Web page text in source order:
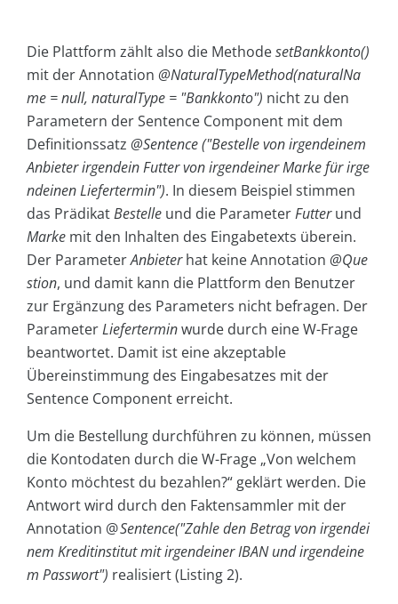
Die Plattform zählt also die MethodesetBankkonto()
mit der Annotation @NaturalTypeMethod(naturalNa
me = null, naturalType = "Bankkonto") nicht zu den
Parametern der Sentence Component mit dem
Definitionssatz @Sentence ("Bestelle von irgendeinem
Anbieter irgendein Futter von irgendeiner Marke für irge
ndeinen Liefertermin"). In diesem Beispiel stimmen
das PrädikatBestelle und die ParameterFutterund
Marke mit den Inhalten des Eingabetexts überein.
Der ParameterAnbieterhat keine Annotation @Que
stion, und damit kann die Plattform den Benutzer
zur Ergänzung des Parameters nicht befragen. Der
ParameterLieferterminwurde durch eine W-Frage
beantwortet. Damit ist eine akzeptable
Übereinstimmung des Eingabesatzes mit der
Sentence Component erreicht.
Um die Bestellung durchführen zu können, müssen
die Kontodaten durch die W-Frage „Von welchem
Konto möchtest du bezahlen?“ geklärt werden. Die
Antwort wird durch den Faktensammler mit der
Annotation @Sentence("Zahle den Betrag von irgendei
nem Kreditinstitut mit irgendeiner IBAN und irgendeine
m Passwort") realisiert (Listing 2).